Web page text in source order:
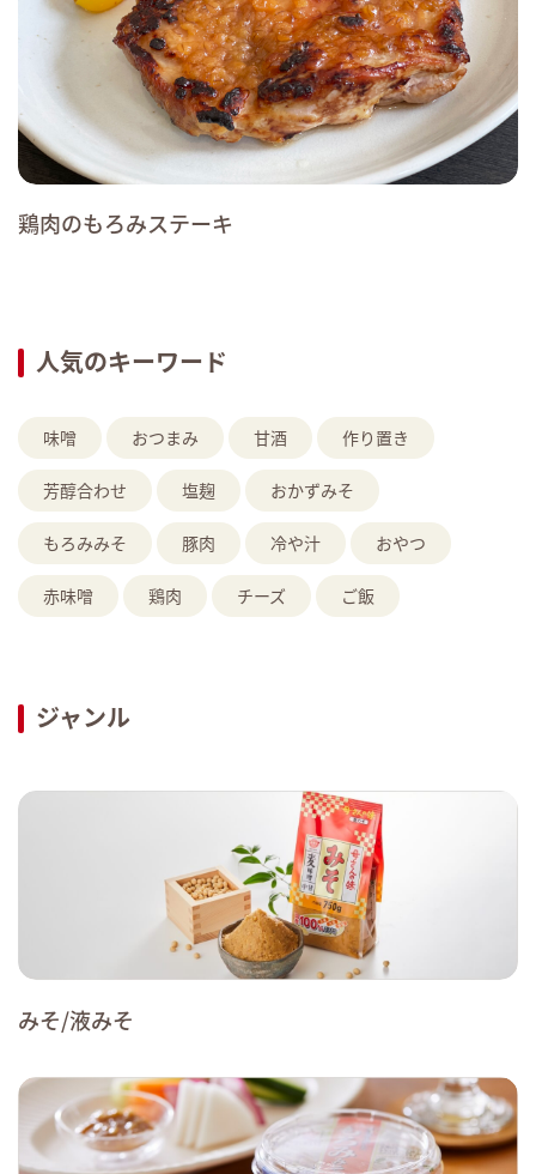
鶏肉のもろみステーキ
人気のキーワード
味噌 おつまみ 甘酒 作り置き
芳醇合わせ 塩麹 おかずみそ
もろみみそ 豚肉 冷や汁 おやつ
赤味噌 鶏肉 チーズ ご飯
ジャンル
みそ/液みそ